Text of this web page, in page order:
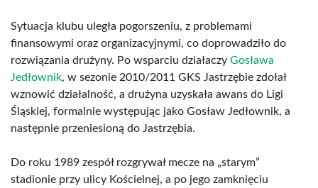
Sytuacja klubu uległa pogorszeniu, z problemami
finansowymi oraz organizacyjnymi, co doprowadziło do
rozwiązania drużyny. Po wsparciu działaczy Gosława
Jedłownik, w sezonie 2010/2011 GKS Jastrzębie zdołał
wznowić działalność, a drużyna uzyskała awans do Ligi
Śląskiej, formalnie występując jako Gosław Jedłownik, a
następnie przeniesioną do Jastrzębia.
Do roku 1989 zespół rozgrywał mecze na „starym”
stadionie przy ulicy Kościelnej, a po jego zamknięciu